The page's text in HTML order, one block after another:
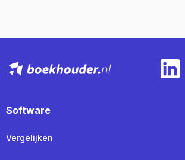
Software
Vergelijken